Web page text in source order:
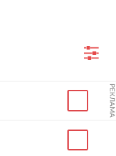
РЕКЛАМА